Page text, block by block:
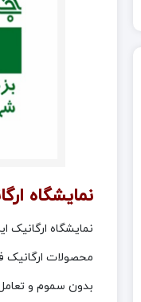
نمایشگاه
نمایشگاه
محصولات ارگانیک
بدون سموم و